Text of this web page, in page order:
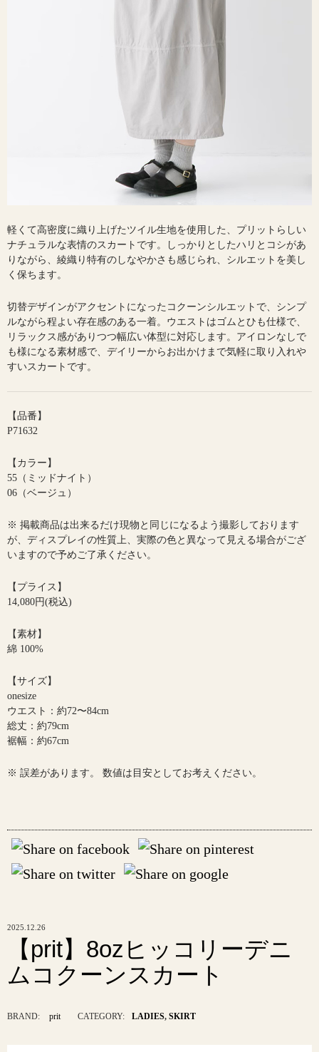
軽くて高密度に織り上げたツイル生地を使用した、プリットらしい
ナチュラルな表情のスカートです。しっかりとしたハリとコシがあ
りながら、綾織り特有のしなやかさも感じられ、シルエットを美し
く保ちます。
切替デザインがアクセントになったコクーンシルエットで、シンプ
ルながら程よい存在感のある一着。ウエストはゴムとひも仕様で、
リラックス感がありつつ幅広い体型に対応します。アイロンなしで
も様になる素材感で、デイリーからお出かけまで気軽に取り入れや
すいスカートです。
【品番】
P71632
【カラー】
55（ミッドナイト）
06（ベージュ）
※ 掲載商品は出来るだけ現物と同じになるよう撮影しております
が、ディスプレイの性質上、実際の色と異なって見える場合がござ
いますので予めご了承ください。
【プライス】
14,080円(税込)
【素材】
綿 100%
【サイズ】
onesize
ウエスト：約72〜84cm
総丈：約79cm
裾幅：約67cm
※ 誤差があります。 数値は目安としてお考えください。
2025.12.26
【prit】8ozヒッコリーデニ
ムコクーンスカート
BRAND: prit CATEGORY: LADIES, SKIRT